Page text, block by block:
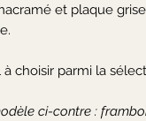
et plaque
choisir parmi la
ci-contre :